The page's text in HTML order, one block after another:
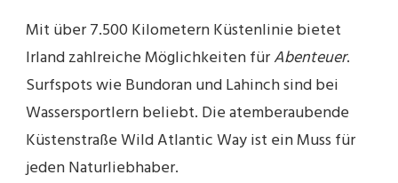
Mit über 7.500 Kilometern Küstenlinie bietet
Irland zahlreiche Möglichkeiten fürAbenteuer.
Surfspots wie Bundoran und Lahinch sind bei
Wassersportlern beliebt. Die atemberaubende
Küstenstraße Wild Atlantic Way ist ein Muss für
jeden Naturliebhaber.